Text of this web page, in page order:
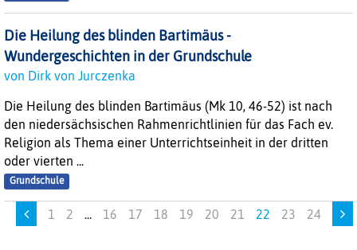
Die Heilung des blinden Bartimäus -
Wundergeschichten in der Grundschule
von Dirk von Jurczenka
Die Heilung des blinden Bartimäus (Mk 10, 46-52) ist nach
den niedersächsischen Rahmenrichtlinien für das Fach ev.
Religion als Thema einer Unterrichtseinheit in der dritten
oder vierten ...
Grundschule
1 2 ... 16 17 18 19 20 21 22 23 24